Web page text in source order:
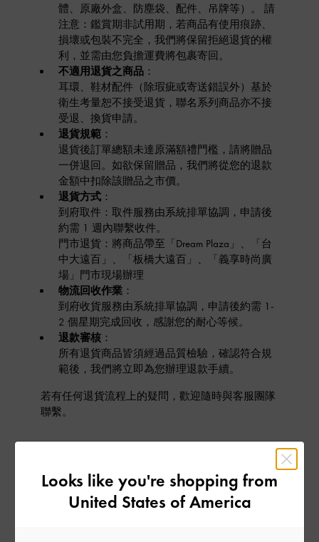
體、原廠外盒、防塵袋、配件、吊牌等）。 請
注意：鑑賞期非試用期，若商品有使用痕跡、
損壞或包裝不完全，我們將保留拒絕退貨的權
利，並需由您負擔運費將包裹寄回。
不適用退貨之商品：
耳環、鞋材配件（除瑕疵或寄送錯誤外）基於
衛生考量恕不接受退貨，聯名系列商品亦不接
受退、換貨申請。
退貨規範：
退貨後訂單總額未達原滿額禮門檻，請將贈品
一併退回。如欲保留贈品，我們將從您的退款
金額中扣除該贈品之市價。
退貨方式：
到府取件：取件服務由系統排單協調，申請後
約需 1 週內聯繫收件。
門市退貨：將商品帶至「Dream Plaza」、「台
中大遠百」、「板橋大遠百」、「義享時尚廣
場」門市現場辦理
物流回收作業：
到府收貨服務由系統排單協調，申請後約需 1-
2 個星期完成回收，感謝您的耐心等候。
退款審核：
所有退貨商品皆須經過品質檢驗，確認符合規
範後，我們將立即為您辦理退款手續。
若有任何退貨流程上的疑問，歡迎隨時與客服團隊
聯繫。
如何申請退貨?
我該如何查詢退貨狀態？
Looks like you're shopping from
United States of America